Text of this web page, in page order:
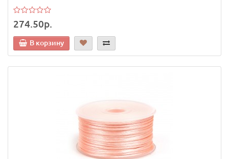
274.50р.
В корзину